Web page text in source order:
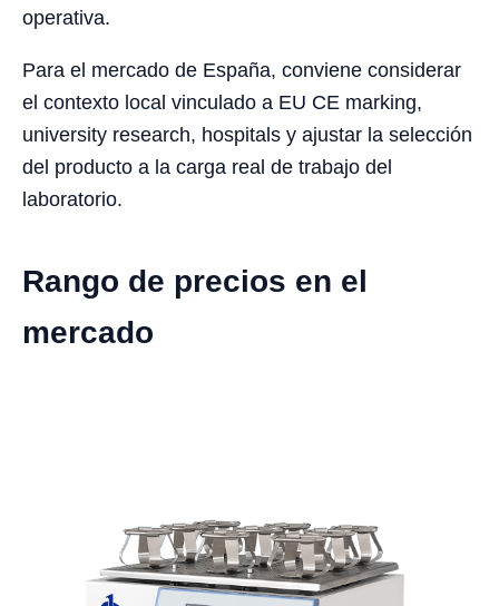
operativa.
Para el mercado de España, conviene considerar
el contexto local vinculado a EU CE marking,
university research, hospitals y ajustar la selección
del producto a la carga real de trabajo del
laboratorio.
Rango de precios en el
mercado